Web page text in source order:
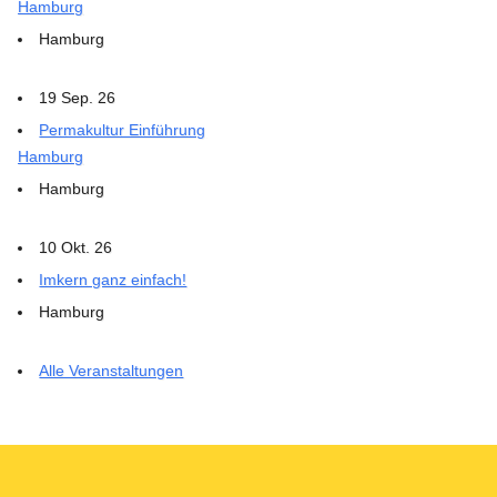
Hamburg
Hamburg
19 Sep. 26
Permakultur Einführung
Hamburg
Hamburg
10 Okt. 26
Imkern ganz einfach!
Hamburg
Alle Veranstaltungen